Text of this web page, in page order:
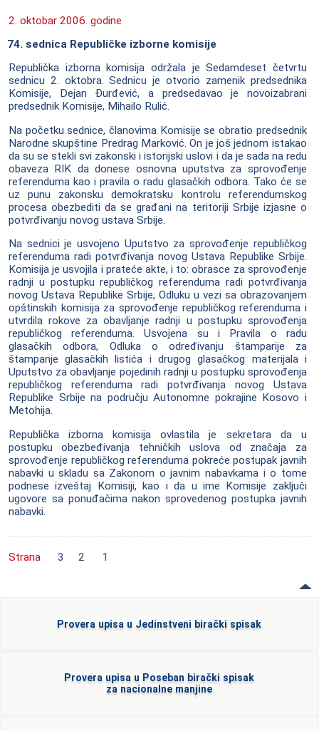
2. oktobar 2006. godine
74. sednica Republičke izborne komisije
Republička izborna komisija održala je Sedamdeset četvrtu
sednicu 2. oktobra. Sednicu je otvorio zamenik predsednika
Komisije, Dejan Đurđević, a predsedavao je novoizabrani
predsednik Komisije, Mihailo Rulić.
Na početku sednice, članovima Komisije se obratio predsednik
Narodne skupštine Predrag Marković. On je još jednom istakao
da su se stekli svi zakonski i istorijski uslovi i da je sada na redu
obaveza RIK da donese osnovna uputstva za sprovođenje
referenduma kao i pravila o radu glasačkih odbora. Tako će se
uz punu zakonsku demokratsku kontrolu referendumskog
procesa obezbediti da se građani na teritoriji Srbije izjasne o
potvrđivanju novog ustava Srbije.
Na sednici je usvojeno Uputstvo za sprovođenje republičkog
referenduma radi potvrđivanja novog Ustava Republike Srbije.
Komisija je usvojila i prateće akte, i to: obrasce za sprovođenje
radnji u postupku republičkog referenduma radi potvrđivanja
novog Ustava Republike Srbije, Odluku u vezi sa obrazovanjem
opštinskih komisija za sprovođenje republičkog referenduma i
utvrdila rokove za obavljanje radnji u postupku sprovođenja
republičkog referenduma. Usvojena su i Pravila o radu
glasačkih odbora, Odluka o određivanju štamparije za
štampanje glasačkih listića i drugog glasačkog materijala i
Uputstvo za obavljanje pojedinih radnji u postupku sprovođenja
republičkog referenduma radi potvrđivanja novog Ustava
Republike Srbije na području Autonomne pokrajine Kosovo i
Metohija.
Republička izborna komisija ovlastila je sekretara da u
postupku obezbeđivanja tehničkih uslova od značaja za
sprovođenje republičkog referenduma pokreće postupak javnih
nabavki u skladu sa Zakonom o javnim nabavkama i o tome
podnese izveštaj Komisiji, kao i da u ime Komisije zaključi
ugovore sa ponuđačima nakon sprovedenog postupka javnih
nabavki.
Strana 3 2 1
Provera upisa u Jedinstveni birački spisak
Provera upisa u Poseban birački spisak
za nacionalne manjine